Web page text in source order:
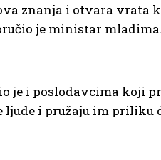
znanja i otvara vrata
je ministar
je i poslodavcima koji
ljude i pružaju im priliku